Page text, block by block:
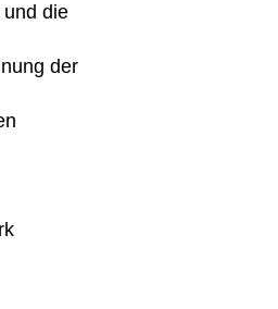
die
der